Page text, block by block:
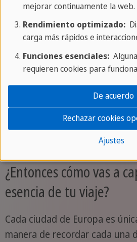
¿Entonces cómo vas a
esencia de tu viaje?
Cada ciudad de Europa es
manera de recordar cada una
mejorar continuamente la web.
Rendimiento optimizado:
carga más rápidos e
Funciones esenciales:
requieren cookies para
Ajustes
Rechazar cookies
De acuerdo